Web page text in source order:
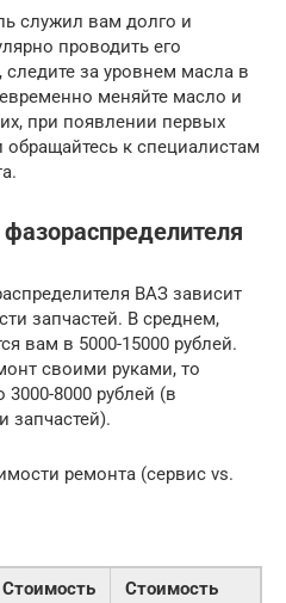
служил вам долго и
проводить его
за уровнем масла в
меняйте масло и
при появлении первых
к специалистам
ВАЗ зависит
запчастей. В среднем,
вам в 5000-15000 рублей.
своими руками, то
8000 рублей (в
запчастей).
ремонта (сервис vs.
Стоимость
Стоимость